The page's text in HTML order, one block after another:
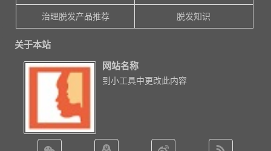
治理脱发产品推荐 脱发知识
关于本站
网站名称
到小工具中更改此内容